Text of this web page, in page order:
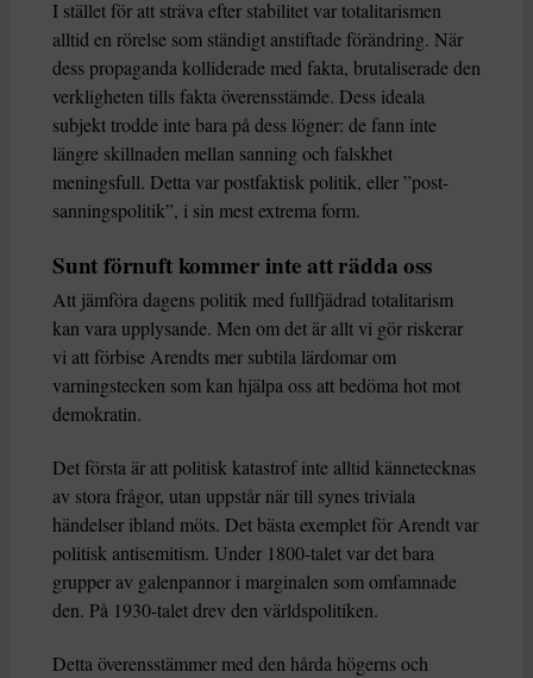
I stället för att sträva efter stabilitet var totalitarismen
alltid en rörelse som ständigt anstiftade förändring. När
dess propaganda kolliderade med fakta, brutaliserade den
verkligheten tills fakta överensstämde. Dess ideala
subjekt trodde inte bara på dess lögner: de fann inte
längre skillnaden mellan sanning och falskhet
meningsfull. Detta var postfaktisk politik, eller ”post-
sanningspolitik”, i sin mest extrema form.
Sunt förnuft kommer inte att rädda oss
Att jämföra dagens politik med fullfjädrad totalitarism
kan vara upplysande. Men om det är allt vi gör riskerar
vi att förbise Arendts mer subtila lärdomar om
varningstecken som kan hjälpa oss att bedöma hot mot
demokratin.
Det första är att politisk katastrof inte alltid kännetecknas
av stora frågor, utan uppstår när till synes triviala
händelser ibland möts. Det bästa exemplet för Arendt var
politisk antisemitism. Under 1800-talet var det bara
grupper av galenpannor i marginalen som omfamnade
den. På 1930-talet drev den världspolitiken.
Detta överensstämmer med den hårda högerns och